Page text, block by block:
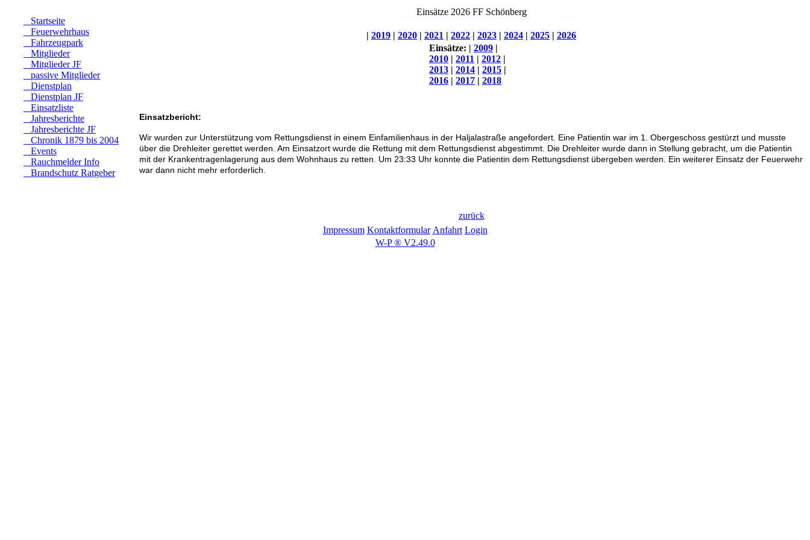
Startseite
Feuerwehrhaus
Fahrzeugpark
Mitglieder
Mitglieder JF
passive Mitglieder
Dienstplan
Dienstplan JF
Einsatzliste
Jahresberichte
Jahresberichte JF
Chronik 1879 bis 2004
Events
Rauchmelder Info
Brandschutz Ratgeber
Einsätze 2026 FF Schönberg
| 2019 | 2020 | 2021 | 2022 | 2023 | 2024 | 2025 | 2026
Einsätze: | 2009 |
2010 | 2011 | 2012 |
2013 | 2014 | 2015 |
2016 | 2017 | 2018
Einsatzbericht:
Wir wurden zur Unterstützung vom Rettungsdienst in einem Einfamilienhaus in der Haljalastraße angefordert. Eine Patientin war im 1. Obergeschoss gestürzt und musste
über die Drehleiter gerettet werden. Am Einsatzort wurde die Rettung mit dem Rettungsdienst abgestimmt. Die Drehleiter wurde dann in Stellung gebracht, um die Patientin
mit der Krankentragenlagerung aus dem Wohnhaus zu retten. Um 23:33 Uhr konnte die Patientin dem Rettungsdienst übergeben werden. Ein weiterer Einsatz der Feuerwehr
war dann nicht mehr erforderlich.
zurück
Impressum Kontaktformular Anfahrt Login
W-P ® V2.49.0